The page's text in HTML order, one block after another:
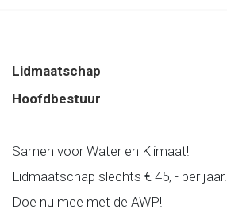
Lidmaatschap
Hoofdbestuur
Samen voor Water en Klimaat!
Lidmaatschap slechts € 45, - per jaar.
Doe nu mee met de AWP!